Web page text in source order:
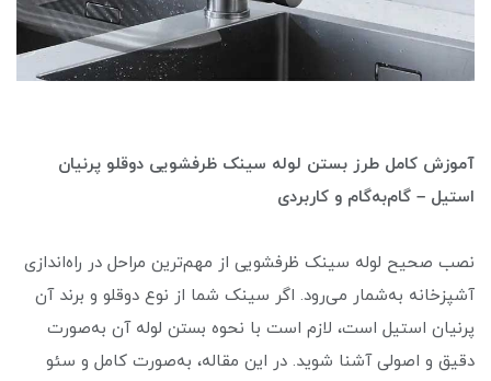
آموزش کامل طرز بستن لوله سینک ظرفشویی دوقلو پرنیان
استیل – گام‌به‌گام و کاربردی
نصب صحیح لوله سینک ظرفشویی از مهم‌ترین مراحل در راه‌اندازی
آشپزخانه به‌شمار می‌رود. اگر سینک شما از نوع دوقلو و برند آن
پرنیان استیل است، لازم است با نحوه بستن لوله آن به‌صورت
دقیق و اصولی آشنا شوید. در این مقاله، به‌صورت کامل و سئو